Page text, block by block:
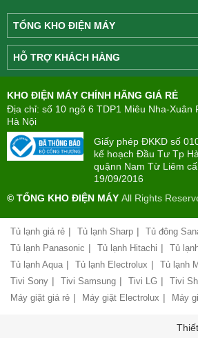
TỔNG KHO ĐIỆN MÁY
Công
ty
Điện
TÂN
PHONG(8:00
-
22:00)
công
ty
Chính
sách
bảo
hành
vận
chuyển
HỖ TRỢ KHÁCH HÀNG
hiểu
về
mua
trả
góp
đổi
hóa
Chính
sách
nhận
KHO ĐIỆN MÁY CHÍNH HÃNG GIÁ RẺ
Địa chỉ: số 10 ngõ 6 TDP1 Miêu Nha-Xuân
Hà Nội
Giấy phép ĐKKD số
kế hoạch Đầu Tư Tp
quậnn Nam Từ Liêm
19/09/2016
© TỔNG KHO ĐIỆN MÁY All Rights
Tủ lạnh giá rẻ | Tủ lạnh Sharp | Tủ đông
Tủ lạnh Panasonic | Tủ lạnh Hitachi | Tủ
Tủ lạnh Aqua | Tủ lạnh Electrolux | Tủ lạnh
Tivi Sony | Tivi Samsung | Tivi LG | Tivi
Máy giặt giá rẻ | Máy giặt Electrolux | Máy